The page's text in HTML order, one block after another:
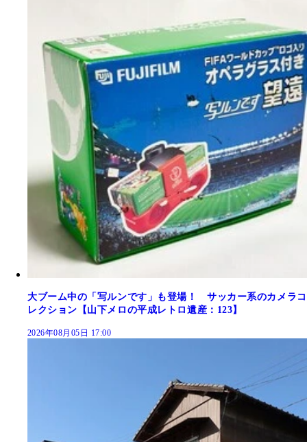
大ブーム中の「写ルンです」も登場！ サッカー系のカメラコ
レクション【山下メロの平成レトロ遺産：123】
2026年08月05日 17:00